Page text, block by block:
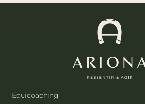
Équicoaching